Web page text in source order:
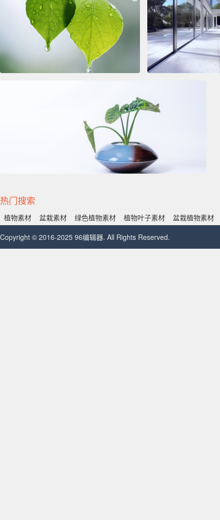
热门搜索
植物素材 盆栽素材 绿色植物素材 植物叶子素材
盆栽植物素材
Copyright © 2016-2025 96编辑器. All Rights Reserved.